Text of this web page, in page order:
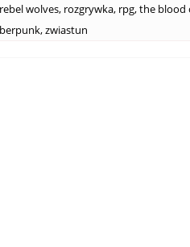
rebel wolves, rozgrywka, rpg,the blood
,zwiastun